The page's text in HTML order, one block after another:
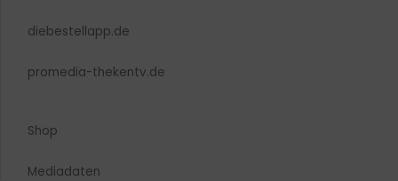
diebestellapp.de
promedia-thekentv.de
Shop
Mediadaten